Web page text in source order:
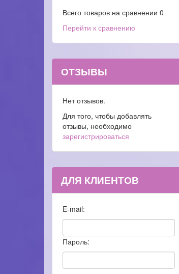
Всего товаров на сравнении 0
Перейти к сравнению
ОТЗЫВЫ
Нет отзывов.
Для того, чтобы добавлять
отзывы, необходимо
зарегистрироваться
ДЛЯ КЛИЕНТОВ
E-mail:
Пароль: